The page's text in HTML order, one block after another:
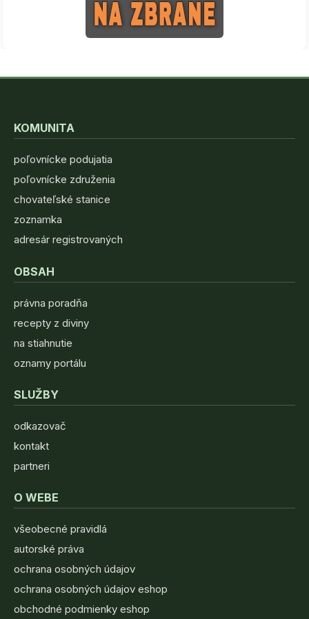
KOMUNITA
poľovnícke podujatia
poľovnícke združenia
chovateľské stanice
zoznamka
adresár registrovaných
OBSAH
právna poradňa
recepty z diviny
na stiahnutie
oznamy portálu
SLUŽBY
odkazovač
kontakt
partneri
O WEBE
všeobecné pravidlá
autorské práva
ochrana osobných údajov
ochrana osobných údajov eshop
obchodné podmienky eshop